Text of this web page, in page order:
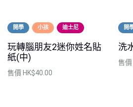
開學 小孩 迪士尼
玩轉腦朋友2迷你姓名貼
紙(中)
售價 HK$40.00
開
洗
售價